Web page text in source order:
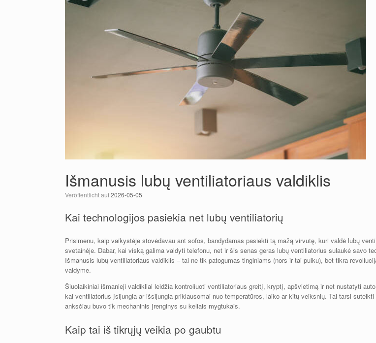
Išmanusis lubų ventiliatoriaus valdiklis
Veröffentlicht auf2026-05-05
Kai technologijos pasiekia net lubų ventiliatorių
Prisimenu, kaip vaikystėje stovėdavau ant sofos, bandydamas pasiekti tą mažą virvutę, kuri valdė lubų
svetainėje. Dabar, kai viską galima valdyti telefonu, net ir šis senas geras lubų ventiliatorius sulaukė savo
Išmanusis lubų ventiliatoriaus valdiklis – tai ne tik patogumas tinginiams (nors ir tai puiku), bet tikra
valdyme.
Šiuolaikiniai išmanieji valdikliai leidžia kontroliuoti ventiliatoriaus greitį, kryptį, apšvietimą ir net nustatyti
kai ventiliatorius įsijungia ar išsijungia priklausomai nuo temperatūros, laiko ar kitų veiksnių. Tai tarsi
anksčiau buvo tik mechaninis įrenginys su keliais mygtukais.
Kaip tai iš tikrųjų veikia po gaubtu